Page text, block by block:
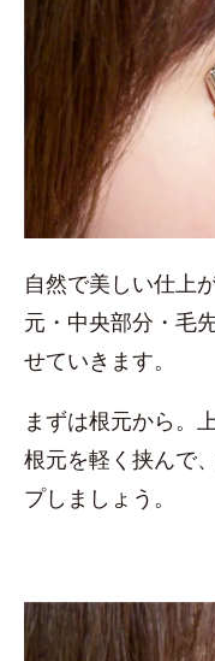
自然で美しい仕上
元・中央部分・毛
せていきます。
まずは根元から。
根元を軽く挟んで
プしましょう。